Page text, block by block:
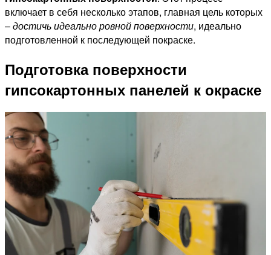
включает в себя несколько этапов, главная цель которых
–достичь идеально ровной поверхности, идеально
подготовленной к последующей покраске.
Подготовка поверхности
гипсокартонных панелей к окраске